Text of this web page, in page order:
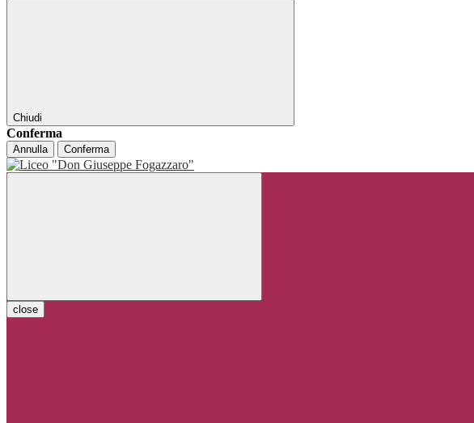
Chiudi
Conferma
Annulla Conferma
close